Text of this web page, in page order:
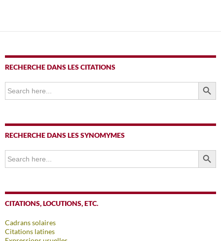
RECHERCHE DANS LES CITATIONS
Search
for:
SEARCH
RECHERCHE DANS LES SYNOMYMES
Search
for:
SEARCH
CITATIONS, LOCUTIONS, ETC.
Cadrans solaires
Citations latines